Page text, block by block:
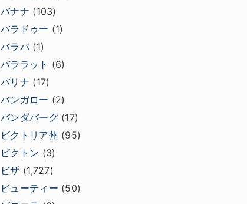
バナナ (103)
バラドゥー (1)
バラバ(1)
バララット (6)
バリナ (17)
バンガロー (2)
バンダバーグ(17)
ビクトリア州 (95)
ピクトン (3)
ビザ (1,727)
ビューティー (50)